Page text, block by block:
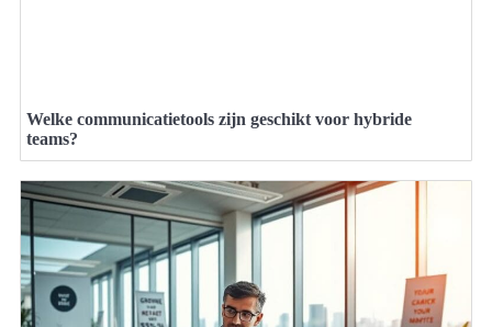
Welke communicatietools zijn geschikt voor hybride
teams?